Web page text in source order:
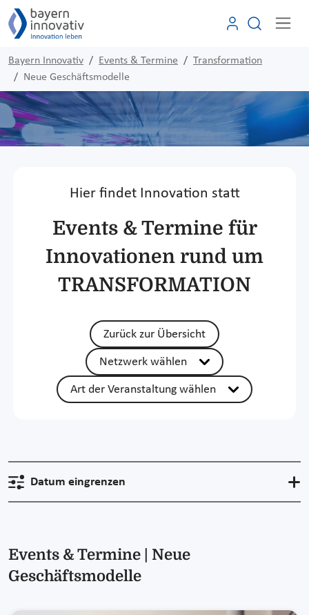
Bayern Innovativ Events & Termine
Transformation
Neue Geschäftsmodelle
Hier findet Innovation statt
Events & Termine für
Innovationen rund um
TRANSFORMATION
Zurück zur Übersicht
Netzwerk wählen
Art der Veranstaltung wählen
Datum eingrenzen
Events & Termine | Neue
Geschäftsmodelle